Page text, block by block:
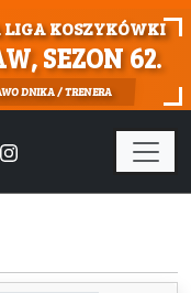
KOSZYKÓWKI
SEZON 62.
/ TRENERA